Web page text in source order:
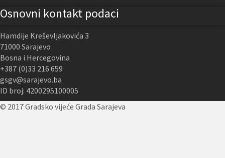
Osnovni kontakt podaci
Hamdije Kreševljakovića 3
71000 Sarajevo
Bosna i Hercegovina
+387 (0)33 216 659
gsgv@sarajevo.ba
ID broj: 4200295100005
© 2017 Gradsko vijeće Grada Sarajeva